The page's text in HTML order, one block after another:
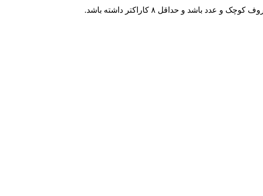
باشد و حداقل ۸ کاراکتر داشته باشد.